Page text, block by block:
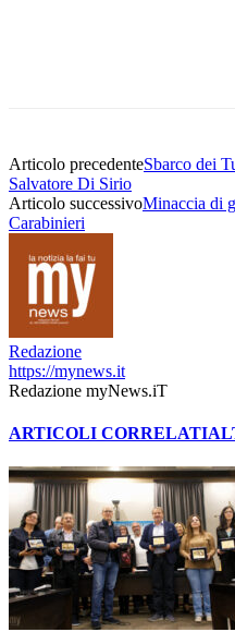
Articolo precedenteSbarco dei
Salvatore Di Sirio
Articolo successivoMinaccia di
Carabinieri
Redazione
https://mynews.it
Redazione myNews.iT
ARTICOLI CORRELATI